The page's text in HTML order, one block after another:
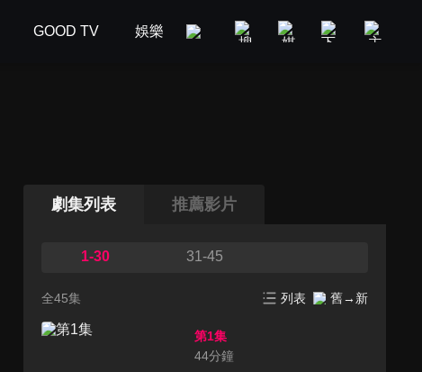
GOOD TV 娛樂 美食旅遊 新聞政論
劇集列表 推薦影片
1-30 31-45
全45集 列表 舊→新
第1集
44分鐘